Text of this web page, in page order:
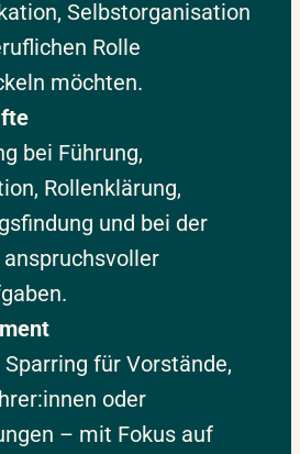
Selbstorganisation
Rolle
möchten.
bei Führung,
Rollenklärung,
und bei der
für Vorstände,
oder
– mit Fokus auf